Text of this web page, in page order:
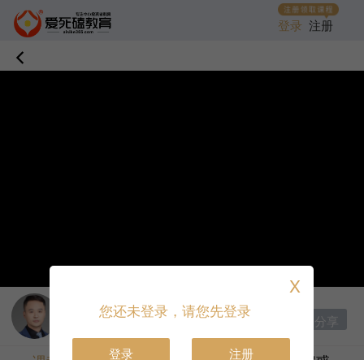
登录 注册
讲师：黎明 | 首席讲师
分享
X
您还未登录，请您先登录
登录 注册